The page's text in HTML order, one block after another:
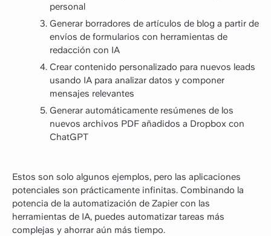
personal
Generar borradores de artículos de blog a partir de
envíos de formularios con herramientas de
redacción con IA
Crear contenido personalizado para nuevos leads
usando IA para analizar datos y componer
mensajes relevantes
Generar automáticamente resúmenes de los
nuevos archivos PDF añadidos a Dropbox con
ChatGPT
Estos son solo algunos ejemplos, pero las aplicaciones
potenciales son prácticamente infinitas. Combinando la
potencia de la automatización de Zapier con las
herramientas de IA, puedes automatizar tareas más
complejas y ahorrar aún más tiempo.